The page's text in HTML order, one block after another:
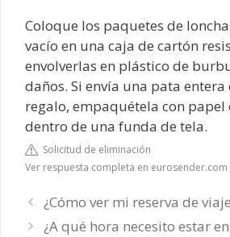
Coloque los paquetes de
vacío en una caja de cartón
envolverlas en plástico de
daños. Si envía una pata
regalo, empaquétela con papel
dentro de una funda de tela.
Solicitud de eliminación
Ver respuesta completa en eurosender.com
¿Cómo ver mi reserva de
¿A qué hora necesito estar